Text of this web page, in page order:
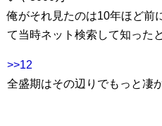
俺がそれ見たのは10年ほど前
て当時ネット検索して知った
>>12
全盛期はその辺りでもっと凄